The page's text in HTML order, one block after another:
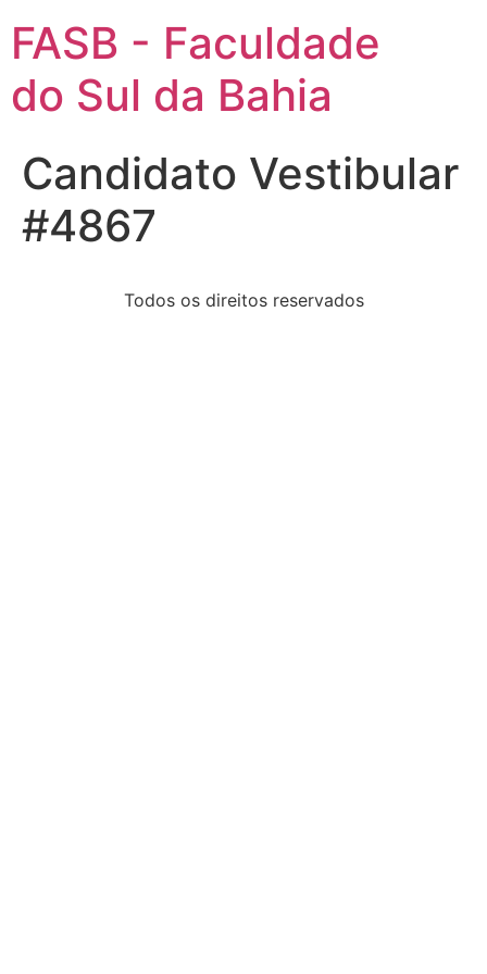
FASB - Faculdade
do Sul da Bahia
Candidato Vestibular
#4867
Todos os direitos reservados